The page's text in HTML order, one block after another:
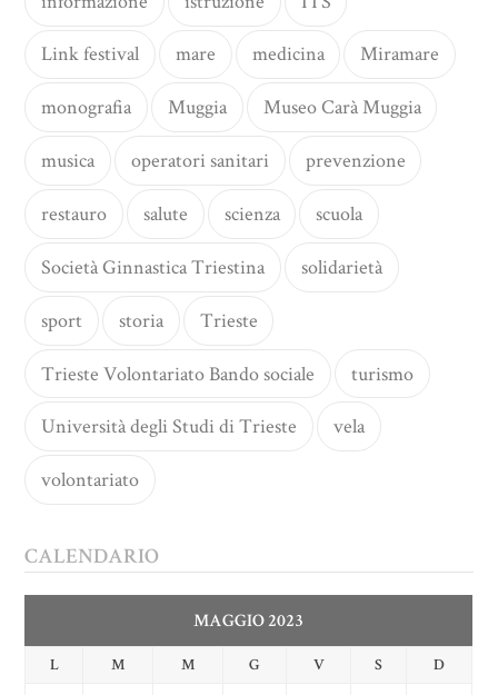
Link festival mare medicina Miramare
monografia Muggia Museo Carà Muggia
musica operatori sanitari prevenzione
restauro salute scienza scuola
Società Ginnastica Triestina solidarietà
sport storia Trieste
Trieste Volontariato Bando sociale turismo
Università degli Studi di Trieste vela
volontariato
CALENDARIO
MAGGIO 2023
L M M G V S D